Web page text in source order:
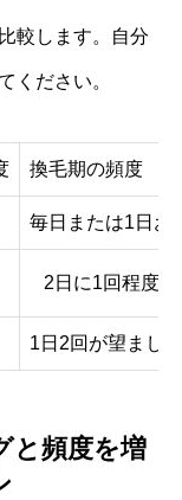
較します。自分
ください。
換毛期の頻度
毎日または1日お
2日に1回程度
1日2回が望ましい
と頻度を増